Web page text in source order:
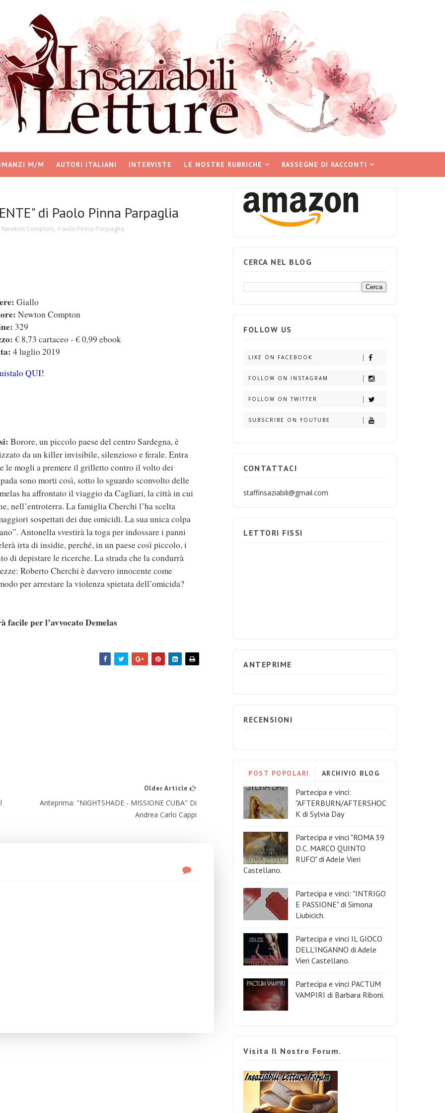
M/M AUTORI ITALIANI INTERVISTE LE NOSTRE RUBRICHE RASSEGNE DI RACCONTI
di Paolo Pinna Parpaglia
Newton Compton, Paolo Pinna Parpaglia
Giallo
Newton Compton
329
€ 8,73 cartaceo - € 0,99 ebook
4 luglio 2019
QUI!
Borore, un piccolo paese del centro Sardegna, è
da un killer invisibile, silenzioso e ferale. Entra
le mogli a premere il grilletto contro il volto dei
sono morti così, sotto lo sguardo sconvolto delle
ha affrontato il viaggio da Cagliari, la città in cui
nell’entroterra. La famiglia Cherchi l’ha scelta
sospettati dei due omicidi. La sua unica colpa
Antonella svestirà la toga per indossare i panni
irta di insidie, perché, in un paese così piccolo, i
di depistare le ricerche. La strada che la condurrà
Roberto Cherchi è davvero innocente come
per arrestare la violenza spietata dell’omicida?
facile per l’avvocato Demelas
Older Article
Anteprima: "NIGHTSHADE - MISSIONE CUBA" Di
Andrea Carlo Cappi
CERCA NEL BLOG
FOLLOW US
LIKE ON FACEBOOK
FOLLOW ON INSTAGRAM
FOLLOW ON TWITTER
SUBSCRIBE ON YOUTUBE
CONTATTACI
staffinsaziabili@gmail.com
LETTORI FISSI
ANTEPRIME
RECENSIONI
POST POPOLARI ARCHIVIO BLOG
Partecipa e vinci:
"AFTERBURN/AFTERSHOC
K di Sylvia Day
Partecipa e vinci "ROMA 39
D.C. MARCO QUINTO
RUFO" di Adele Vieri
Castellano.
Partecipa e vinci: "INTRIGO
E PASSIONE" di Simona
Liubicich.
Partecipa e vinci IL GIOCO
DELL'INGANNO di Adele
Vieri Castellano.
Partecipa e vinci PACTUM
VAMPIRI di Barbara Riboni.
Visita Il Nostro Forum.